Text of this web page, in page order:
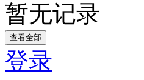
暂无记录
查看全部
登录